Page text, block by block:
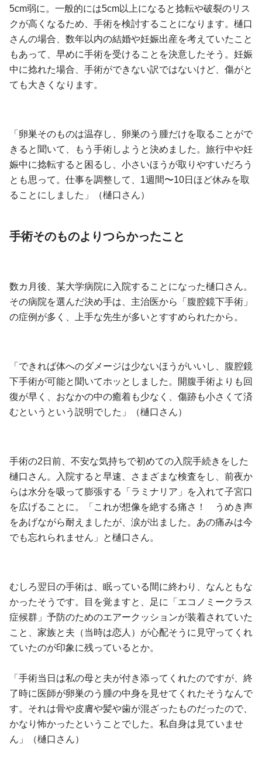
5cm弱に。一般的には5cm以上になると捻転や破裂のリス
クが高くなるため、手術を検討することになります。樋口
さんの場合、数年以内の結婚や妊娠出産を考えていたこと
もあって、早めに手術を受けることを決意したそう。妊娠
中に捻れた場合、手術ができない訳ではないけど、傷がと
ても大きくなります。
「卵巣そのものは温存し、卵巣のう腫だけを取ることがで
きると聞いて、もう手術しようと決めました。旅行中や妊
娠中に捻転すると困るし、小さいほうが取りやすいだろう
とも思って。仕事を調整して、1週間〜10日ほど休みを取
ることにしました」（樋口さん）
手術そのものよりつらかったこと
数カ月後、某大学病院に入院することになった樋口さん。
その病院を選んだ決め手は、主治医から「腹腔鏡下手術」
の症例が多く、上手な先生が多いとすすめられたから。
「できれば体へのダメージは少ないほうがいいし、腹腔鏡
下手術が可能と聞いてホッとしました。開腹手術よりも回
復が早く、おなかの中の癒着も少なく、傷跡も小さくて済
むというという説明でした」（樋口さん）
手術の2日前、不安な気持ちで初めての入院手続きをした
樋口さん。入院すると早速、さまざまな検査をし、前夜か
らは水分を吸って膨張する「ラミナリア」を入れて子宮口
を広げることに。「これが想像を絶する痛さ！ うめき声
をあげながら耐えましたが、涙が出ました。あの痛みは今
でも忘れられません」と樋口さん。
むしろ翌日の手術は、眠っている間に終わり、なんともな
かったそうです。目を覚ますと、足に「エコノミークラス
症候群」予防のためのエアークッションが装着されていた
こと、家族と夫（当時は恋人）が心配そうに見守ってくれ
ていたのが印象に残っているとか。
「手術当日は私の母と夫が付き添ってくれたのですが、終
了時に医師が卵巣のう腫の中身を見せてくれたそうなんで
す。それは骨や皮膚や髪や歯が混ざったものだったので、
かなり怖かったということでした。私自身は見ていませ
ん」（樋口さん）